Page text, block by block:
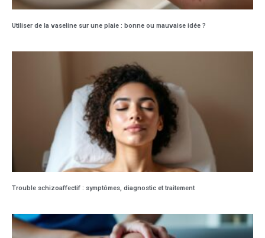
Utiliser de la vaseline sur une plaie : bonne ou mauvaise idée ?
Trouble schizoaffectif : symptômes, diagnostic et traitement